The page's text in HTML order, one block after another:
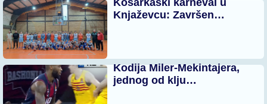
Košarkaški karneval u
Knjaževcu: Završen…
Kodija Miler-Mekintajera,
jednog od klju…